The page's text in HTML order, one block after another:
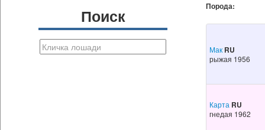
Поиск Порода:
Мак RU
рыжая 1956
Карта RU
гнедая 1962